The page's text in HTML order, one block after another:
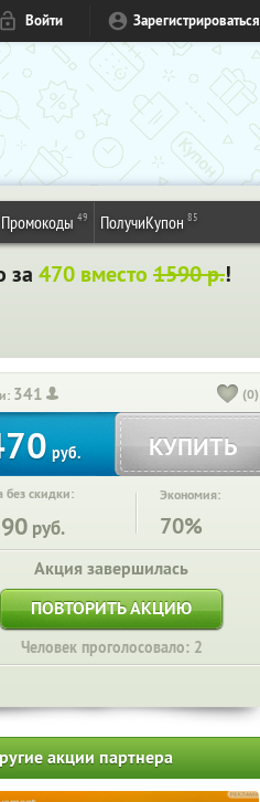
Войти Зарегистрироваться
Промокоды 49 ПолучиКупон 85
за 470 вместо 1590 р.!
341 (0)
руб. КУПИТЬ
без скидки:
руб.
Экономия:
70%
Акция завершилась
ПОВТОРИТЬ АКЦИЮ
Человек проголосовало: 2
акции партнера